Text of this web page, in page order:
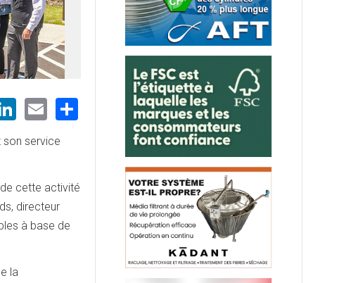
LinkedIn
EmailShare
service
cette activité
directeur
à base de
la